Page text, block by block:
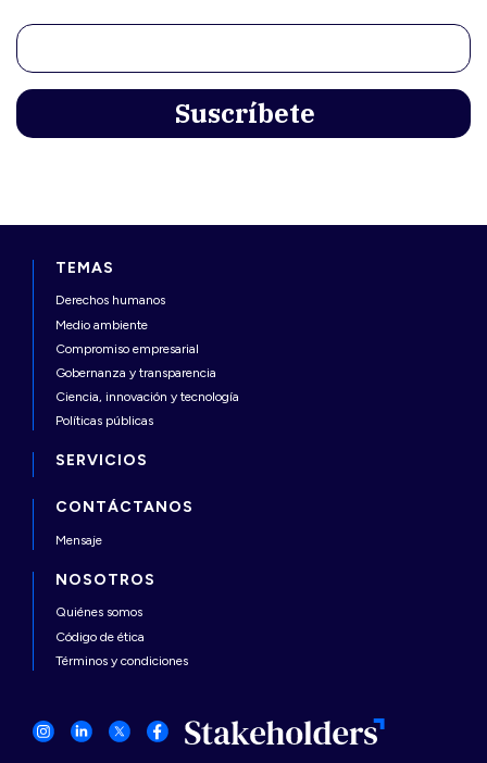
TEMAS
Derechos humanos
Medio ambiente
Compromiso empresarial
Gobernanza y transparencia
Ciencia, innovación y tecnología
Políticas públicas
SERVICIOS
CONTÁCTANOS
Mensaje
NOSOTROS
Quiénes somos
Código de ética
Términos y condiciones